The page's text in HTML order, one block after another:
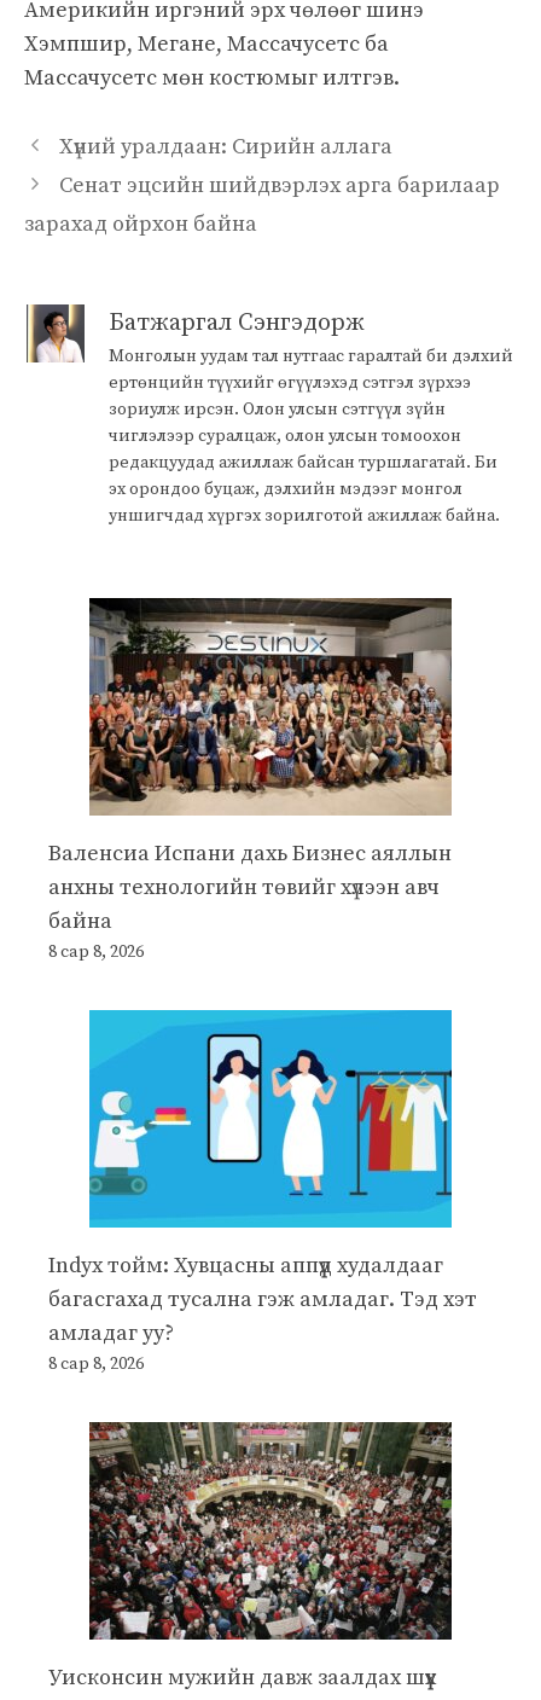
Америкийн иргэний эрх чөлөөг шинэ
Хэмпшир, Мегане, Массачусетс ба
Массачусетс мөн костюмыг илтгэв.
Хүний уралдаан: Сирийн аллага
Сенат эцсийн шийдвэрлэх арга барилаар
зарахад ойрхон байна
Батжаргал Сэнгэдорж
Монголын уудам тал нутгаас гаралтай би дэлхий
ертөнцийн түүхийг өгүүлэхэд сэтгэл зүрхээ
зориулж ирсэн. Олон улсын сэтгүүл зүйн
чиглэлээр суралцаж, олон улсын томоохон
редакцуудад ажиллаж байсан туршлагатай. Би
эх орондоо буцаж, дэлхийн мэдээг монгол
уншигчдад хүргэх зорилготой ажиллаж байна.
Валенсиа Испани дахь Бизнес аяллын
анхны технологийн төвийг хүлээн авч
байна
8 сар 8, 2026
Indyx тойм: Хувцасны аппүүд худалдааг
багасгахад тусална гэж амладаг. Тэд хэт
амладаг уу?
8 сар 8, 2026
Уисконсин мужийн давж заалдах шүүх